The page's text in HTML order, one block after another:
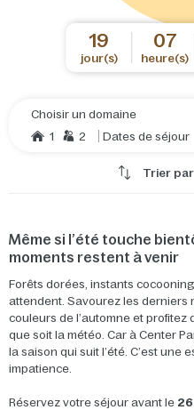
19
jour(s)
07
heure(s)
Choisir un domaine
1
2 Dates de séjour
Trier par
Même si l’été touche
moments restent à venir
Forêts dorées, instants
attendent. Savourez les derniers
couleurs de l’automne et profitez
que soit la météo. Car à Center
la saison qui suit l’été. C’est une
impatience.
Réservez votre séjour avant le